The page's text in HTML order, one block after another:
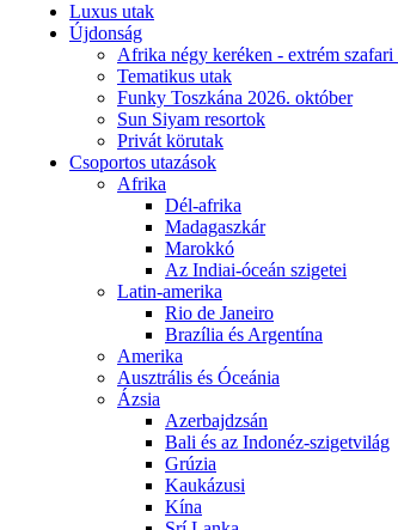
Luxus utak
Újdonság
Afrika négy keréken - extrém
Tematikus utak
Funky Toszkána 2026. október
Sun Siyam resortok
Privát körutak
Csoportos utazások
Afrika
Dél-afrika
Madagaszkár
Marokkó
Az Indiai-óceán szigetei
Latin-amerika
Rio de Janeiro
Brazília és Argentína
Amerika
Ausztrális és Óceánia
Ázsia
Azerbajdzsán
Bali és az Indonéz-szigetvilág
Grúzia
Kaukázusi
Kína